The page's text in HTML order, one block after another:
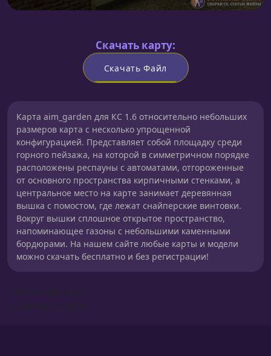
Скачать карту:
Скачать Файл
Карта aim_garden для КС 1.6 относительно небольших
размеров карта с несколько упрощенной
конфигурацией. Представляет собой площадку среди
горного пейзажа, на которой в симметричном порядке
расположены респауны с автоматами, отгороженные
от основного пространства кирпичными стенками, а
центральное место на карте занимает деревянная
вышка с помостом, где лежат снайперские винтовки.
Вокруг вышки сплошное открытое пространство,
напоминающее газоны с небольшими каменными
бордюрами. На нашем сайте любые карты и модели
можно скачать бесплатно и без регистрации!